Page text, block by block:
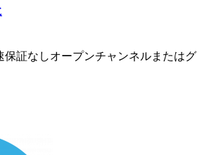
保証なしオープンチャンネルまたはグ